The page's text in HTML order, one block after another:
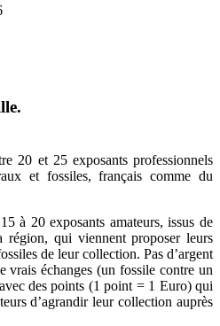
20 et 25 exposants professionnels
et fossiles, français comme du
à 20 exposants amateurs, issus de
qui viennent proposer leurs
de leur collection. Pas d’argent
vrais échanges (un fossile contre un
des points (1 point = 1 Euro) qui
d’agrandir leur collection auprès